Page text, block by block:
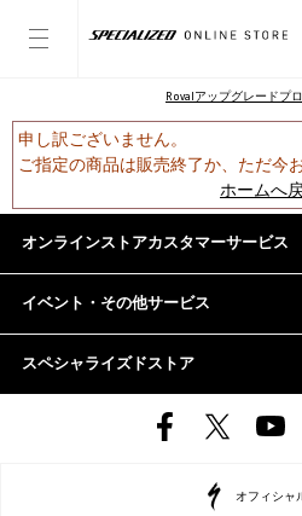
Rovalアップグレードプ
申し訳ございません。
ご指定の商品は販売終了か、ただ今
ホームへ
オンラインストアカスタマーサービス
イベント・その他サービス
スペシャライズドストア
オフィシャ